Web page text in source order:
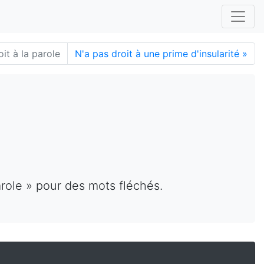
à la parole N'a pas droit à une prime d'insularité »
» pour des mots fléchés.